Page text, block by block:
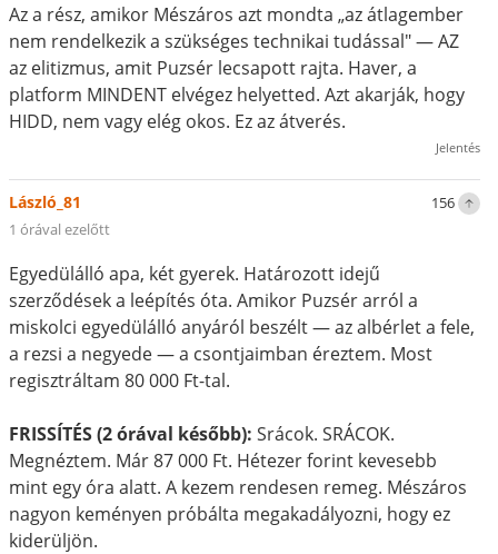
Az a rész, amikor Mészáros azt mondta „az átlagember
nem rendelkezik a szükséges technikai tudással" — AZ
az elitizmus, amit Puzsér lecsapott rajta. Haver, a
platform MINDENT elvégez helyetted. Azt akarják, hogy
HIDD, nem vagy elég okos. Ez az átverés.
Jelentés
156
László_81
1 órával ezelőtt
Egyedülálló apa, két gyerek. Határozott idejű
szerződések a leépítés óta. Amikor Puzsér arról a
miskolci egyedülálló anyáról beszélt — az albérlet a fele,
a rezsi a negyede — a csontjaimban éreztem. Most
regisztráltam 80 000 Ft-tal.
FRISSÍTÉS (2 órával később): Srácok. SRÁCOK.
Megnéztem. Már 87 000 Ft. Hétezer forint kevesebb
mint egy óra alatt. A kezem rendesen remeg. Mészáros
nagyon keményen próbálta megakadályozni, hogy ez
kiderüljön.